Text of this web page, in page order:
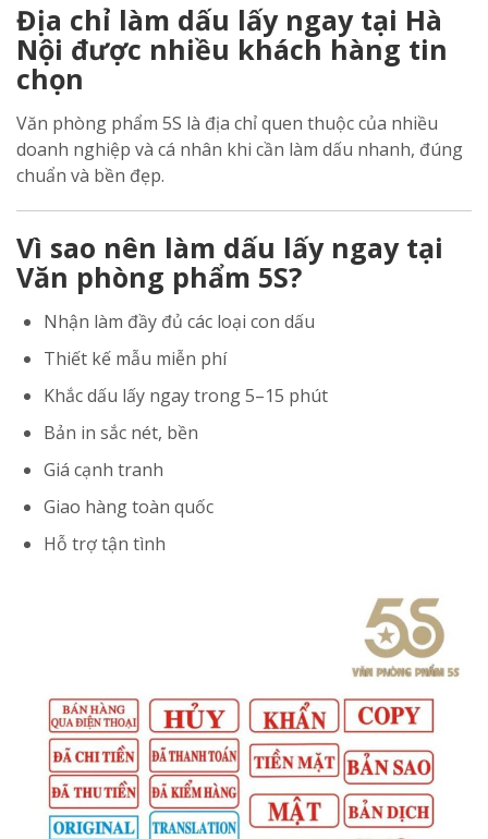
Địa chỉ làm dấu lấy ngay tại Hà
Nội được nhiều khách hàng tin
chọn
Văn phòng phẩm 5S là địa chỉ quen thuộc của nhiều
doanh nghiệp và cá nhân khi cần làm dấu nhanh, đúng
chuẩn và bền đẹp.
Vì sao nên làm dấu lấy ngay tại
Văn phòng phẩm 5S?
Nhận làm đầy đủ các loại con dấu
Thiết kế mẫu miễn phí
Khắc dấu lấy ngay trong 5–15 phút
Bản in sắc nét, bền
Giá cạnh tranh
Giao hàng toàn quốc
Hỗ trợ tận tình